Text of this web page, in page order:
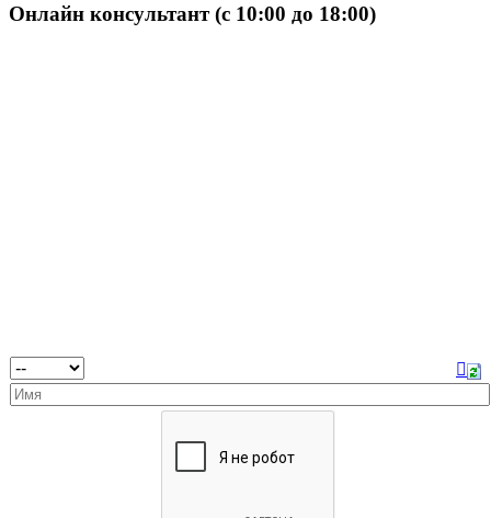
Онлайн консультант (с 10:00 до 18:00)